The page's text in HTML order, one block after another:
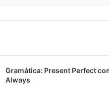
Gramática: Present Perfect
Always